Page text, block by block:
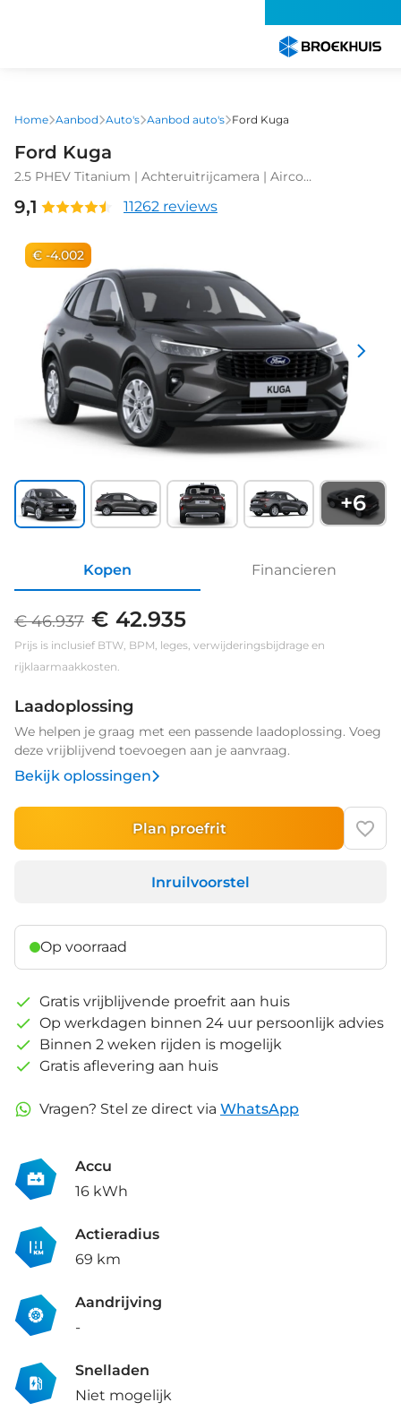
gaan
Home Aanbod Auto's Aanbod auto's Ford Kuga
Ford Kuga
2.5 PHEV Titanium | Achteruitrijcamera | Airco
9,1 11262 reviews
€ -4.002
+6
Kopen Financieren
€ 46.937 € 42.935
Prijs is inclusief BTW, BPM, leges, verwijderingsbijdrage en
rijklaarmaakkosten.
Laadoplossing
We helpen je graag met een passende laadoplossing. Voeg
deze vrijblijvend toevoegen aan je aanvraag.
Bekijk oplossingen
Plan proefrit
Inruilvoorstel
Op voorraad
Gratis vrijblijvende proefrit aan huis
Op werkdagen binnen 24 uur persoonlijk advies
Binnen 2 weken rijden is mogelijk
Gratis aflevering aan huis
Vragen? Stel ze direct via WhatsApp
Accu
16 kWh
Actieradius
69 km
Aandrijving
-
Snelladen
Niet mogelijk